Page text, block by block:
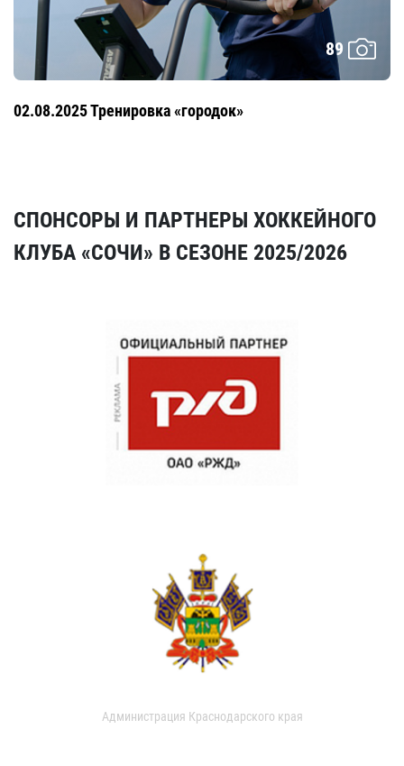
89
02.08.2025 Тренировка «городок»
СПОНСОРЫ И ПАРТНЕРЫ ХОККЕЙНОГО
КЛУБА «СОЧИ» В СЕЗОНЕ 2025/2026
Администрация Краснодарского края